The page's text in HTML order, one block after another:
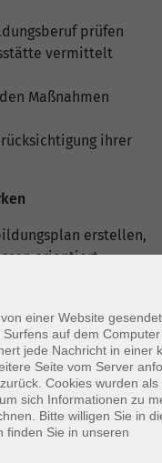
prüfen
vermittelt
Maßnahmen
ihrer
erstellen,
orientiert
mit den
ihrer
bei der zuständigen
werden
einer Website
auf dem
jede Nachricht in einer
Seite vom Server
Cookies wurden
sich Informationen zu
Bitte willigen Sie in
finden Sie in unseren